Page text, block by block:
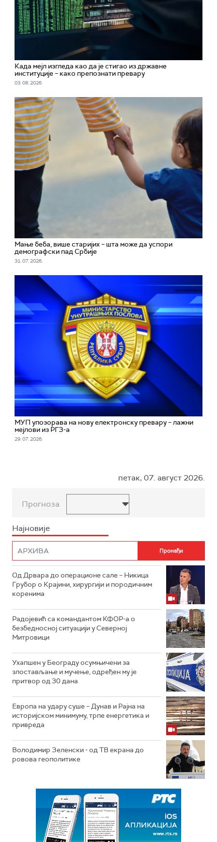
Када мејл изгледа као да је стигао из државне
институције – како препознати превару
03. 08. 2026.
Мање беба, више старијих – шта може да успори
демографски пад Србије
31. 07. 2026.
МУП упозорава на нову електронску превару – лажни
мејлови из РГЗ-а
29. 07. 2026.
петак, 07. август 2026.
Прогноза
Најновије
Од Дрвара до операционе сале – Никица
Грубор о Крајини, хирургији и породичним
коренима
Радојевић са командантом КФОР-а о
безбедносној ситуацији у Северној
Митровици
Ухапшен у Београду осумњичени за
злостављање и мучење, одређен му је
притвор од 30 дана
Европа на удару суше – Дунав и Рајна на
историјском минимуму, трпе енергетика и
привреда
Володимир Зеленски - од ТВ екрана до
ровова геополитике